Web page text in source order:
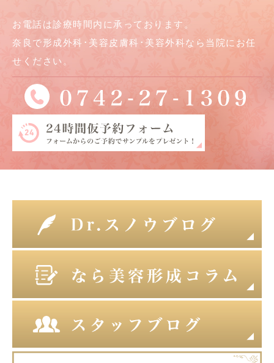
お電話は診療時間内に承っております。
奈良で形成外科･美容皮膚科･美容外科なら当院にお任
せください。